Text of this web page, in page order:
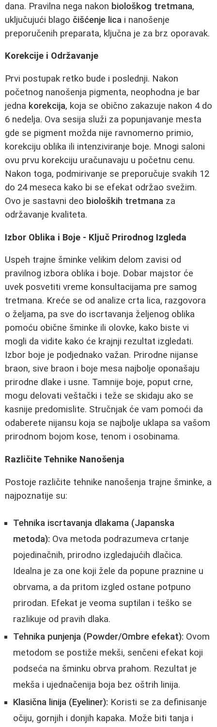
dana. Pravilna nega nakon biološkog tretmana,
uključujući blago čišćenje lica i nanošenje
preporučenih preparata, ključna je za brz oporavak.
Korekcije i Održavanje
Prvi postupak retko bude i poslednji. Nakon
početnog nanošenja pigmenta, neophodna je bar
jedna korekcija, koja se obično zakazuje nakon 4 do
6 nedelja. Ova sesija služi za popunjavanje mesta
gde se pigment možda nije ravnomerno primio,
korekciju oblika ili intenziviranje boje. Mnogi saloni
ovu prvu korekciju uračunavaju u početnu cenu.
Nakon toga, podmirivanje se preporučuje svakih 12
do 24 meseca kako bi se efekat održao svežim.
Ovo je sastavni deo bioloških tretmana za
održavanje kvaliteta.
Izbor Oblika i Boje - Ključ Prirodnog Izgleda
Uspeh trajne šminke velikim delom zavisi od
pravilnog izbora oblika i boje. Dobar majstor će
uvek posvetiti vreme konsultacijama pre samog
tretmana. Kreće se od analize crta lica, razgovora
o željama, pa sve do iscrtavanja željenog oblika
pomoću obične šminke ili olovke, kako biste vi
mogli da vidite kako će krajnji rezultat izgledati.
Izbor boje je podjednako važan. Prirodne nijanse
braon, sive braon i boje mesa najbolje oponašaju
prirodne dlake i usne. Tamnije boje, poput crne,
mogu delovati veštački i teže se skidaju ako se
kasnije predomislite. Stručnjak će vam pomoći da
odaberete nijansu koja se najbolje uklapa sa vašom
prirodnom bojom kose, tenom i osobinama.
Različite Tehnike Nanošenja
Postoje različite tehnike nanošenja trajne šminke, a
najpoznatije su:
Tehnika iscrtavanja dlakama (Japanska
metoda): Ova metoda podrazumeva crtanje
pojedinačnih, prirodno izgledajućih dlačica.
Idealna je za one koji žele da popune praznine u
obrvama, a da pritom izgled ostane potpuno
prirodan. Efekat je veoma suptilan i teško se
razlikuje od pravih dlaka.
Tehnika punjenja (Powder/Ombre efekat): Ovom
metodom se postiže mekši, senčeni efekat koji
podseća na šminku obrva prahom. Rezultat je
mekša i ujednačenija boja bez oštrih linija.
Klasična linija (Eyeliner): Koristi se za definisanje
očiju, gornjih i donjih kapaka. Može biti tanja i